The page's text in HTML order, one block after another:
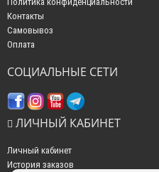
Контакты
Самовывоз
Оплата
СОЦИАЛЬНЫЕ СЕТИ
ЛИЧНЫЙ КАБИНЕТ
Личный кабинет
История заказов